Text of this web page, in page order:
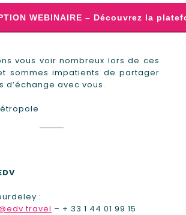
WEBINAIRE – Découvrez la
vous voir nombreux lors de ces
sommes impatients de partager
d’échange avec vous.
:
– + 33 1 44 01 99 15